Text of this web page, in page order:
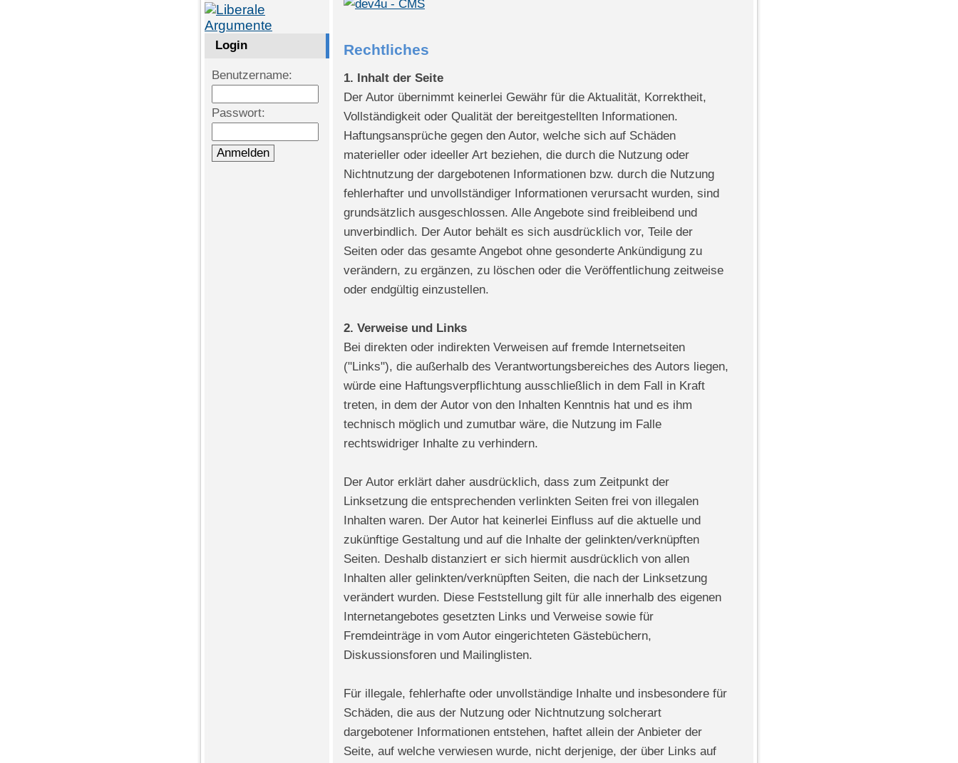
Login
Benutzername:
Passwort:
Rechtliches
1. Inhalt der Seite
Der Autor übernimmt keinerlei Gewähr für die Aktualität, Korrektheit,
Vollständigkeit oder Qualität der bereitgestellten Informationen.
Haftungsansprüche gegen den Autor, welche sich auf Schäden
materieller oder ideeller Art beziehen, die durch die Nutzung oder
Nichtnutzung der dargebotenen Informationen bzw. durch die Nutzung
fehlerhafter und unvollständiger Informationen verursacht wurden, sind
grundsätzlich ausgeschlossen. Alle Angebote sind freibleibend und
unverbindlich. Der Autor behält es sich ausdrücklich vor, Teile der
Seiten oder das gesamte Angebot ohne gesonderte Ankündigung zu
verändern, zu ergänzen, zu löschen oder die Veröffentlichung zeitweise
oder endgültig einzustellen.
2. Verweise und Links
Bei direkten oder indirekten Verweisen auf fremde Internetseiten
("Links"), die außerhalb des Verantwortungsbereiches des Autors liegen,
würde eine Haftungsverpflichtung ausschließlich in dem Fall in Kraft
treten, in dem der Autor von den Inhalten Kenntnis hat und es ihm
technisch möglich und zumutbar wäre, die Nutzung im Falle
rechtswidriger Inhalte zu verhindern.
Der Autor erklärt daher ausdrücklich, dass zum Zeitpunkt der
Linksetzung die entsprechenden verlinkten Seiten frei von illegalen
Inhalten waren. Der Autor hat keinerlei Einfluss auf die aktuelle und
zukünftige Gestaltung und auf die Inhalte der gelinkten/verknüpften
Seiten. Deshalb distanziert er sich hiermit ausdrücklich von allen
Inhalten aller gelinkten/verknüpften Seiten, die nach der Linksetzung
verändert wurden. Diese Feststellung gilt für alle innerhalb des eigenen
Internetangebotes gesetzten Links und Verweise sowie für
Fremdeinträge in vom Autor eingerichteten Gästebüchern,
Diskussionsforen und Mailinglisten.
Für illegale, fehlerhafte oder unvollständige Inhalte und insbesondere für
Schäden, die aus der Nutzung oder Nichtnutzung solcherart
dargebotener Informationen entstehen, haftet allein der Anbieter der
Seite, auf welche verwiesen wurde, nicht derjenige, der über Links auf